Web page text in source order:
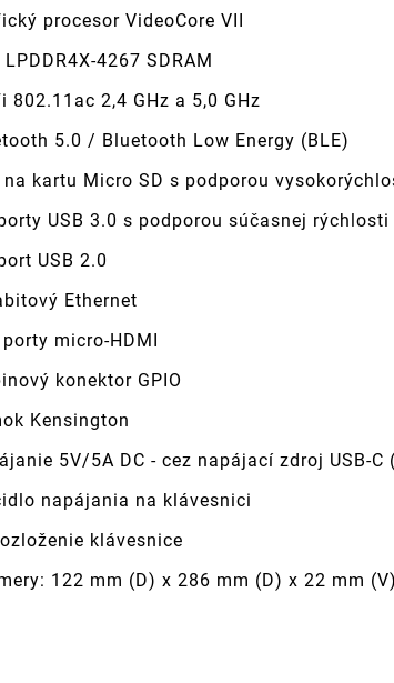
procesor VideoCore VII
LPDDR4X-4267 SDRAM
802.11ac 2,4 GHz a 5,0 GHz
5.0 / Bluetooth Low Energy (BLE)
kartu Micro SD s podporou
USB 3.0 s podporou súčasnej
USB 2.0
Ethernet
micro-HDMI
konektor GPIO
Kensington
5V/5A DC - cez napájací zdroj USB-
napájania na klávesnici
klávesnice
122 mm (D) x 286 mm (D) x 22 mm (V)